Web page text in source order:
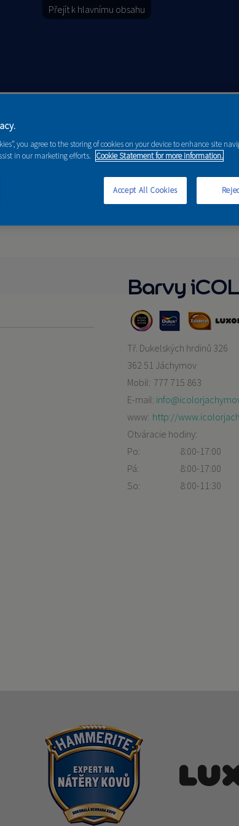
Přejít k hlavnímu obsahu
Barvy
Tř. Dukelských hrdinů 326
362 51 Jáchymov
Mobil: 777 715 863
E-mail:
www: http://
Otváracie hodiny:
Po:
8:00-17:00
Pá:
8:00-17:00
So:
8:00-11:30
you agree to the storing of cookies on your device to enhance site
in our marketing efforts. Cookie Statement for more information.
Accept All Cookies